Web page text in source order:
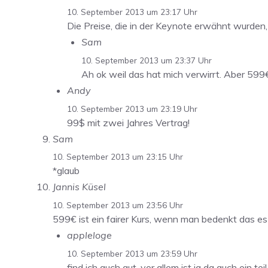
10. September 2013 um 23:17 Uhr
Die Preise, die in der Keynote erwähnt
Sam
10. September 2013 um 23:37 Uhr
Ah ok weil das hat mich verwirrt. Aber
Andy
10. September 2013 um 23:19 Uhr
99$ mit zwei Jahres Vertrag!
Sam
10. September 2013 um 23:15 Uhr
*glaub
Jannis Küsel
10. September 2013 um 23:56 Uhr
599€ ist ein fairer Kurs, wenn man bedenkt das
appleloge
10. September 2013 um 23:59 Uhr